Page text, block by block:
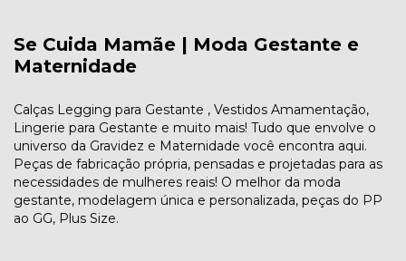
Se Cuida Mamãe | Moda Gestante e
Maternidade
Calças Legging para Gestante , Vestidos Amamentação,
Lingerie para Gestante e muito mais! Tudo que envolve o
universo da Gravidez e Maternidade você encontra aqui.
Peças de fabricação própria, pensadas e projetadas para as
necessidades de mulheres reais! O melhor da moda
gestante, modelagem única e personalizada, peças do PP
ao GG, Plus Size.